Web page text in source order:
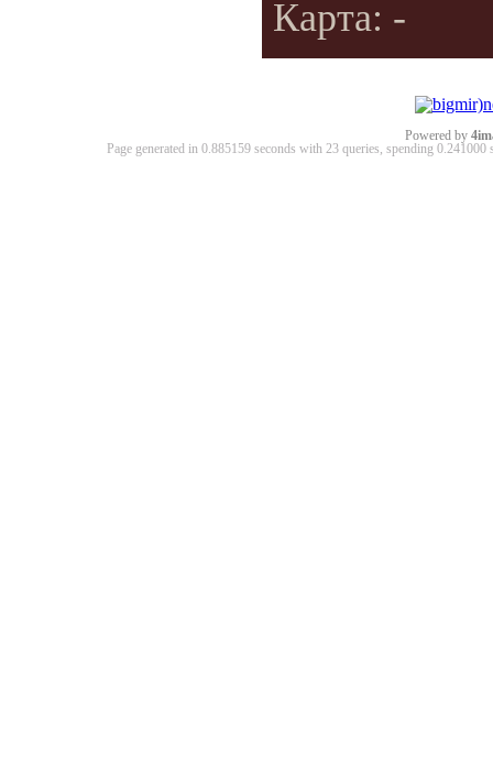
Карта: -
Powered by
Page generated in 0.885159 seconds with 23 queries, spending